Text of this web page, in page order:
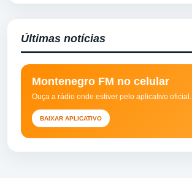
Últimas notícias
Montenegro FM no celular
Ouça a rádio onde estiver pelo aplicativo oficial.
BAIXAR APLICATIVO